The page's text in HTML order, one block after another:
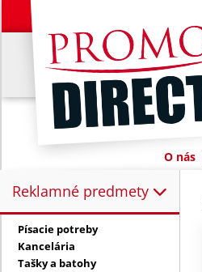
O nás
Reklamné predmety
Reklamné predmety:
Písacie potreby
Kancelária
Tašky a batohy